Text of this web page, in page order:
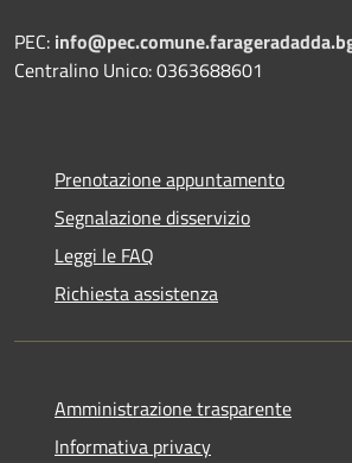
PEC:
Centralino Unico: 0363688601
Prenotazione appuntamento
Segnalazione disservizio
Leggi le FAQ
Richiesta assistenza
Amministrazione trasparente
Informativa privacy